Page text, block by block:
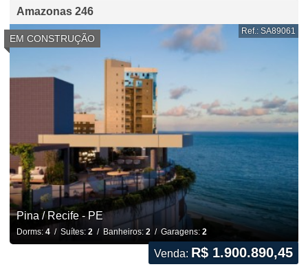
Amazonas 246
EM CONSTRUÇÃO
Ref.: SA89061
Pina / Recife - PE
Dorms: 4/ Suítes: 2/ Banheiros: 2/ Garagens: 2
Venda: R$ 1.900.890,45